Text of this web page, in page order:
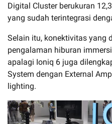
Digital Cluster berukuran
yang sudah terintegrasi
Selain itu, konektivitas yang
pengalaman hiburan
apalagi Ioniq 6 juga
System dengan External
lighting.